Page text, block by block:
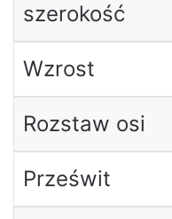
szerokość
Wzrost
Rozstaw osi
Prześwit